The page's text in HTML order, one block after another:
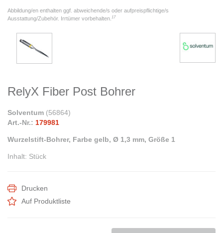
Abbildung/en enthalten ggf. abweichende/s oder aufpreispflichtige/s
Ausstattung/Zubehör. Irrtümer vorbehalten. 17
RelyX Fiber Post Bohrer
Solventum (56864)
Art.-Nr.: 179981
Wurzelstift-Bohrer, Farbe gelb, Ø 1,3 mm, Größe 1
Inhalt: Stück
Drucken
Auf Produktliste